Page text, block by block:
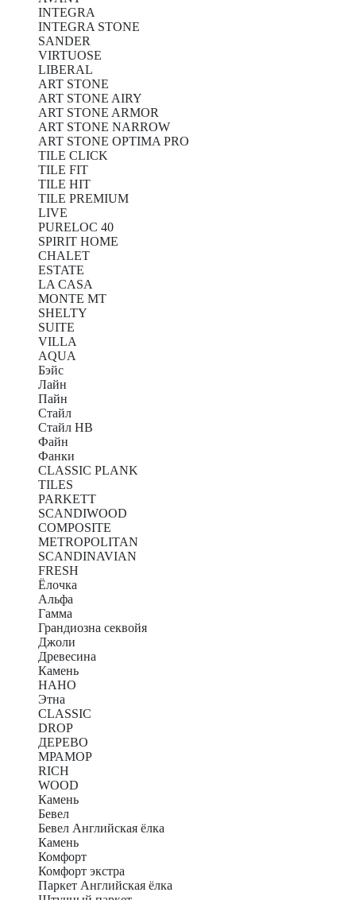
INTEGRA
INTEGRA STONE
SANDER
VIRTUOSE
LIBERAL
ART STONE
ART STONE AIRY
ART STONE ARMOR
ART STONE NARROW
ART STONE OPTIMA PRO
TILE CLICK
TILE FIT
TILE HIT
TILE PREMIUM
LIVE
PURELOC 40
SPIRIT HOME
CHALET
ESTATE
LA CASA
MONTE MT
SHELTY
SUITE
VILLA
AQUA
Бэйс
Лайн
Пайн
Стайл
Стайл HB
Файн
Фанки
CLASSIC PLANK
TILES
PARKETT
SCANDIWOOD
COMPOSITE
METROPOLITAN
SCANDINAVIAN
FRESH
Ёлочка
Альфа
Гамма
Грандиозна секвойя
Джоли
Древесина
Камень
НАНО
Этна
CLASSIC
DROP
ДЕРЕВО
МРАМОР
RICH
WOOD
Камень
Бевел
Бевел Английская ёлка
Камень
Комфорт
Комфорт экстра
Паркет Английская ёлка